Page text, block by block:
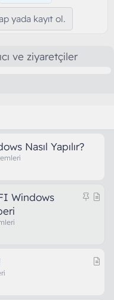
yada kayıt ol.
ve ziyaretçiler
Nasıl Yapılır?
S
M
e
Windows
M